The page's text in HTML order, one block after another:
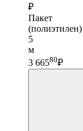
₽
Пакет
(полиэтилен)
5
м
3 66580₽